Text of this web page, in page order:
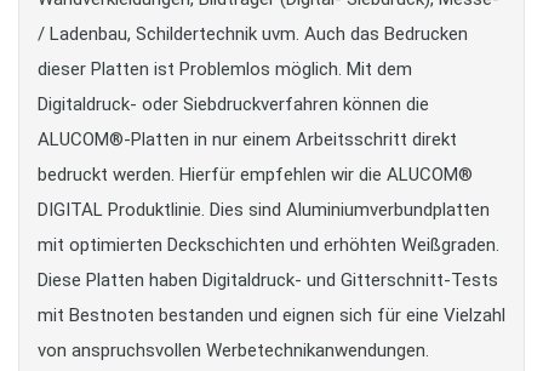
/ Ladenbau, Schildertechnik uvm. Auch das Bedrucken
dieser Platten ist Problemlos möglich. Mit dem
Digitaldruck- oder Siebdruckverfahren können die
ALUCOM®-Platten in nur einem Arbeitsschritt direkt
bedruckt werden. Hierfür empfehlen wir die ALUCOM®
DIGITAL Produktlinie. Dies sind Aluminiumverbundplatten
mit optimierten Deckschichten und erhöhten Weißgraden.
Diese Platten haben Digitaldruck- und Gitterschnitt-Tests
mit Bestnoten bestanden und eignen sich für eine Vielzahl
von anspruchsvollen Werbetechnikanwendungen.